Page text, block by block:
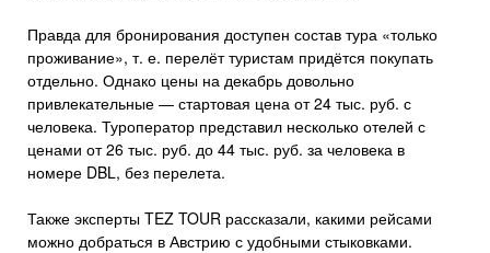
Правда для бронирования доступен состав тура «только
проживание», т. е. перелёт туристам придётся покупать
отдельно. Однако цены на декабрь довольно
привлекательные — стартовая цена от 24 тыс. руб. с
человека. Туроператор представил несколько отелей с
ценами от 26 тыс. руб. до 44 тыс. руб. за человека в
номере DBL, без перелета.
Также эксперты TEZ TOUR рассказали, какими рейсами
можно добраться в Австрию с удобными стыковками.